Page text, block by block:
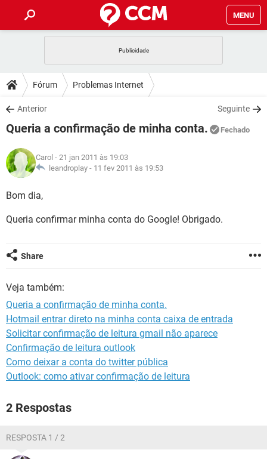
MENU
CELULAR FACEBOOK
OUTLOOK
INSTAGRAM GMAIL
GUIA DE COMPRAS
DICAS
JOGOS WHATSAPP
INSTAGRAM
GUIA DE COMPRAS
DOWNLOADS
JOGOS WHATSAPP
CELULAR
OUTLOOK EXCEL
INSTAGRAM
FÓRUM
JOGOS
CELULAR
OUTLOOK
INSTAGRAM GMAIL
GLOSSÁRIO
JOGOS
INSTAGRAM
Fórum Problemas Internet
Anterior Seguinte
Queria a confirmação de minha conta. Fechado
Carol - 21 jan 2011 às 19:03
leandroplay - 11 fev 2011 às 19:53
Bom dia,
Queria confirmar minha conta do Google! Obrigado.
Share
Veja também:
Queria a confirmação de minha conta.
Hotmail entrar direto na minha conta caixa de entrada
Solicitar confirmação de leitura gmail não aparece
Confirmação de leitura outlook
Como deixar a conta do twitter pública
Outlook: como ativar confirmação de leitura
2 Respostas
RESPOSTA 1 / 2